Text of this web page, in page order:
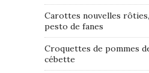
Carottes nouvelles
pesto de fanes
Croquettes de pommes
cébette